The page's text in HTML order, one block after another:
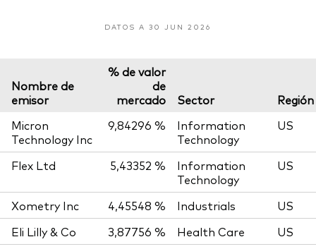
DATOS A 30 JUN 2026
Nombre de
emisor
% de valor
de
mercado
Sector
Región
Micron
Technology Inc
9,84296 %
Information
Technology
US
Flex Ltd 5,43352 %
Information
Technology
US
Xometry Inc 4,45548 % Industrials
US
Eli Lilly & Co
3,87756 % Health Care
US